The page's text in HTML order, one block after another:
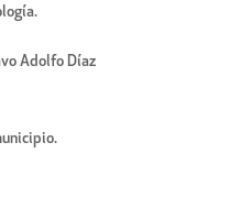
Adolfo Díaz